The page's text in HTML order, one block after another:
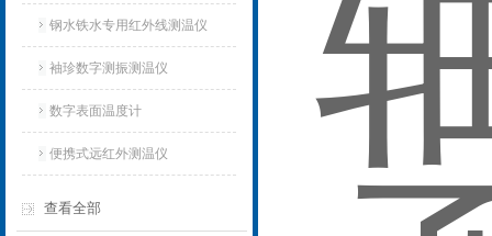
钢水铁水专用红外线测温仪
袖珍数字测振测温仪
数字表面温度计
便携式远红外测温仪
查看全部